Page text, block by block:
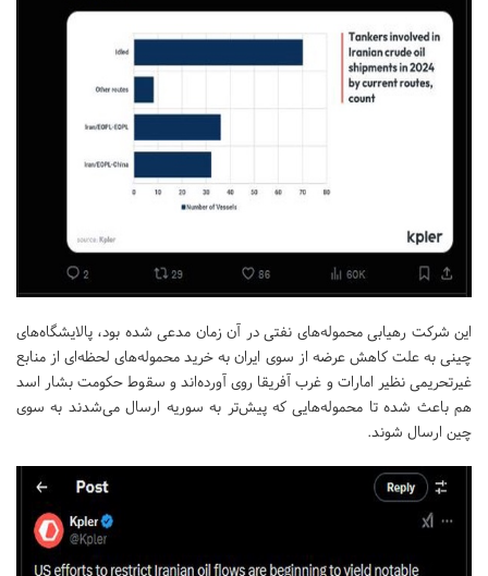
این شرکت رهیابی محموله‌های نفتی در آن زمان مدعی شده بود، پالایشگاه‌های
چینی به علت کاهش عرضه از سوی ایران به خرید محموله‌های لحظه‌ای از منابع
غیرتحریمی نظیر امارات و غرب آفریقا روی آورده‌اند و سقوط حکومت بشار اسد
هم باعث شده تا محموله‌هایی که پیش‌تر به سوریه ارسال می‌شدند به سوی
چین ارسال شوند.